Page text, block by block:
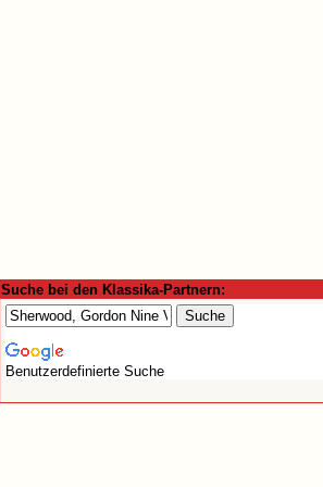
Suche bei den Klassika-Partnern:
Benutzerdefinierte Suche